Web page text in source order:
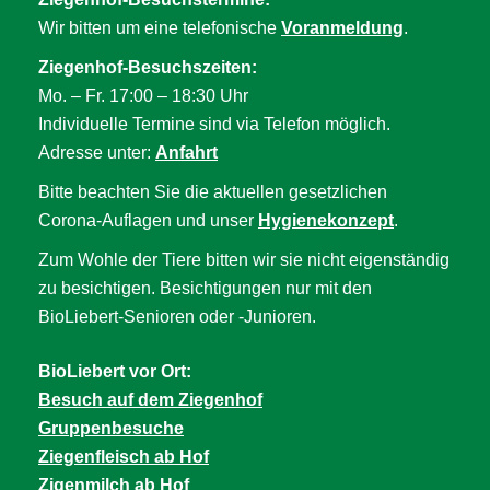
Wir bitten um eine telefonische Voranmeldung.
Ziegenhof-Besuchszeiten:
Mo. – Fr. 17:00 – 18:30 Uhr
Individuelle Termine sind via Telefon möglich.
Adresse unter: Anfahrt
Bitte beachten Sie die aktuellen gesetzlichen
Corona-Auflagen und unser Hygienekonzept.
Zum Wohle der Tiere bitten wir sie nicht eigenständig
zu besichtigen. Besichtigungen nur mit den
BioLiebert-Senioren oder -Junioren.
BioLiebert vor Ort:
Besuch auf dem Ziegenhof
Gruppenbesuche
Ziegenfleisch ab Hof
Zigenmilch ab Hof